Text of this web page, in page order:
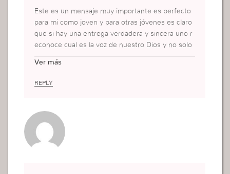
Este es un mensaje muy importante es perfecto
para mi como joven y para otras jóvenes es claro
que si hay una entrega verdadera y sincera uno r
econoce cual es la voz de nuestro Dios y no solo
ue el diablo trabajo asi colocando duda mas Dios
en primer lugar ni los pensamientos del diablo pu
eden impedir la comunion con Dios.
Ver más
REPLY